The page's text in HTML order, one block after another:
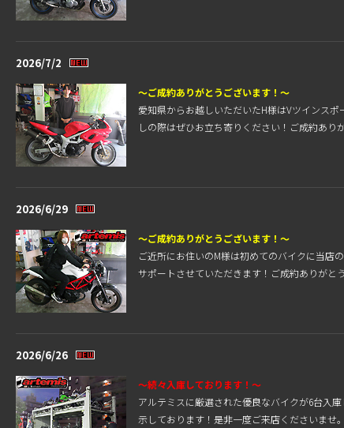
2026/7/2
～ご成約ありがとうございます！～
愛知県からお越しいただいたH様はVツインス
しの際はぜひお立ち寄りください！ご成約あり
2026/6/29
～ご成約ありがとうございます！～
ご近所にお住いのM様は初めてのバイクに当店
サポートさせていただきます！ご成約ありがと
2026/6/26
～続々入庫しております！～
アルテミスに厳選された優良なバイクが6台入
示しております！是非一度ご来店くださいませ